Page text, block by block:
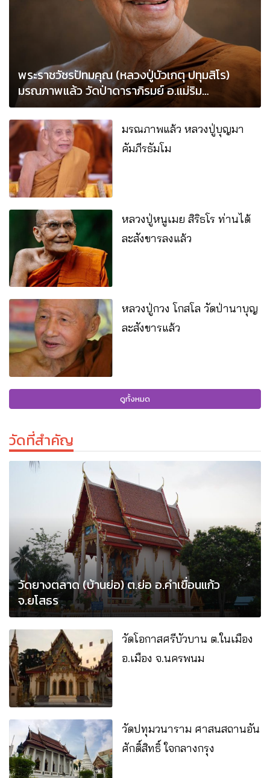
พระราชวัชรปัทมคุณ (หลวงปู่บัวเกตุ ปทุมสิโร)
มรณภาพแล้ว วัดป่าดาราภิรมย์ อ.แม่ริม
จ.เชียงใหม่
มรณภาพแล้ว หลวงปู่บุญมา
คัมภีรธัมโม
หลวงปู่หนูเมย สิริธโร ท่านได้
ละสังขารลงแล้ว
หลวง​ปู่​กวง โกสโล วัดป่านาบุญ
ละสังขารแล้ว
ดูทั้งหมด
วัดที่สําคัญ
วัดยางตลาด (บ้านย่อ) ต.ย่อ อ.คำเขื่อนแก้ว
จ.ยโสธร
วัดโอกาสศรีบัวบาน ต.ในเมือง
อ.เมือง จ.นครพนม
วัดปทุมวนาราม ศาสนสถานอัน
ศักดิ์สิทธิ์ ใจกลางกรุง